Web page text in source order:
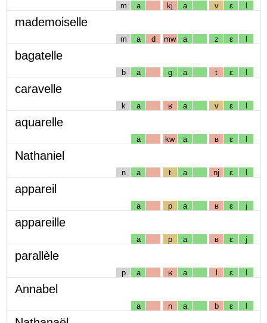
m a kj a v ɛ l
mademoiselle
m a d mw a z ɛ l
bagatelle
b a g a t ɛ l
caravelle
k a ʁ a v ɛ l
aquarelle
a kw a ʁ ɛ l
Nathaniel
n a t a nj ɛ l
appareil
a p a ʁ ɛ j
appareille
a p a ʁ ɛ j
parallèle
p a ʁ a l ɛ l
Annabel
a n a b ɛ l